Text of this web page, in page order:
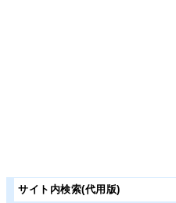
サイト内検索(代用版)